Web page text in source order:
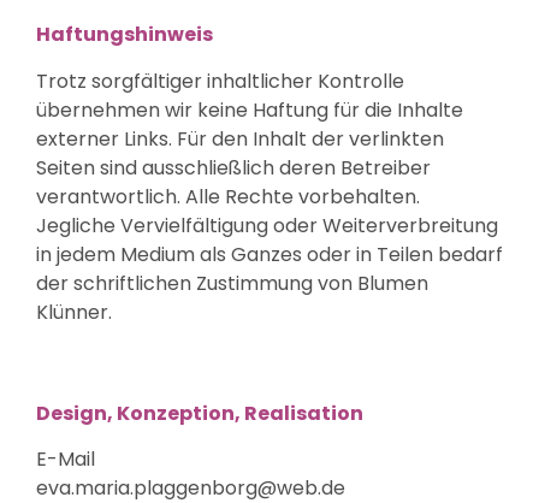
Haftungshinweis
Trotz sorgfältiger inhaltlicher Kontrolle
übernehmen wir keine Haftung für die Inhalte
externer Links. Für den Inhalt der verlinkten
Seiten sind ausschließlich deren Betreiber
verantwortlich. Alle Rechte vorbehalten.
Jegliche Vervielfältigung oder Weiterverbreitung
in jedem Medium als Ganzes oder in Teilen bedarf
der schriftlichen Zustimmung von Blumen
Klünner.
Design, Konzeption, Realisation
E-Mail
eva.maria.plaggenborg@web.de